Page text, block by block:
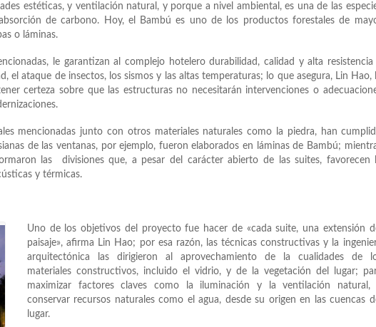
estéticas, y ventilación natural, y porque a nivel ambiental, es una de las
de carbono. Hoy, el Bambú es uno de los productos forestales de
o láminas.
le garantizan al complejo hotelero durabilidad, calidad y alta resistencia
el ataque de insectos, los sismos y las altas temperaturas; lo que asegura, Lin Hao,
certeza sobre que las estructuras no necesitarán intervenciones o
mencionadas junto con otros materiales naturales como la piedra, han
de las ventanas, por ejemplo, fueron elaborados en láminas de Bambú;
las divisiones que, a pesar del carácter abierto de las suites, favorecen
y térmicas.
Uno de los objetivos del proyecto fue hacer de «cada suite, una extensión
paisaje», afirma Lin Hao; por esa razón, las técnicas constructivas y la
arquitectónica las dirigieron al aprovechamiento de la cualidades de
materiales constructivos, incluido el vidrio, y de la vegetación del lugar;
maximizar factores claves como la iluminación y la ventilación natural,
conservar recursos naturales como el agua, desde su origen en las cuencas
lugar.